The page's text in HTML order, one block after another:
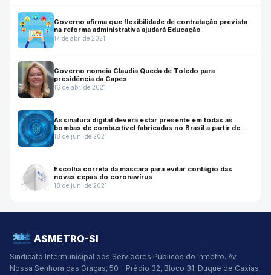
Governo afirma que flexibilidade de contratação prevista
na reforma administrativa ajudará Educação
17 de abr. de 2021
Governo nomeia Claudia Queda de Toledo para
presidência da Capes
16 de abr. de 2021
Assinatura digital deverá estar presente em todas as
bombas de combustível fabricadas no Brasil a partir de
julho de 2022
18 de jun. de 2021
Escolha correta da máscara para evitar contágio das
novas cepas do coronavírus
18 de jun. de 2021
ASMETRO-SI
Sindicato Intermunicipal dos Servidores Públicos do Inmetro. Av.
Nossa Senhora das Graças, 50 - Prédio 32, Bloco 31, Duque de Caxias,